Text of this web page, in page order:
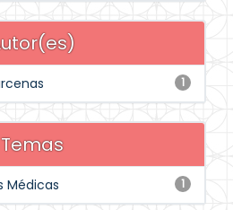
1
Temas
1
Médicas